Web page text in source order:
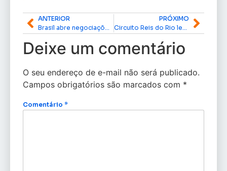
ANTERIOR
PRÓXIMO
Deixe um comentário
O seu endereço de e-mail não será publicado.
Campos obrigatórios são marcados com *
Comentário *